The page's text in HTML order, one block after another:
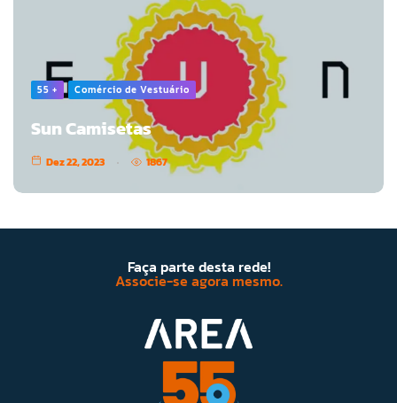
55 + Comércio de Vestuário
Sun Camisetas
Dez 22, 2023 1867
Faça parte desta rede!
Associe-se agora mesmo.